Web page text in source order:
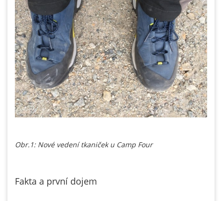
Obr.1: Nové vedení tkaniček u Camp Four
Fakta a první dojem